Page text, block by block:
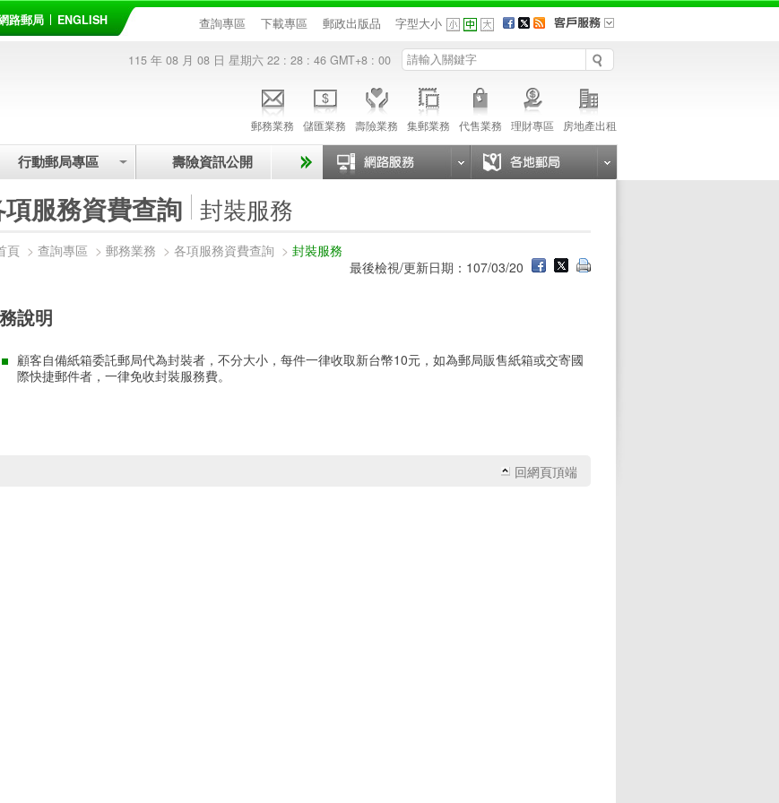
路郵局 ENGLISH 查詢專區 下載專區 郵政出版品 字型大小
115 年 08 月 08 日 星期六 22 : 28 : 47 GMT+8 : 00
郵務業務 儲匯業務 壽險業務 集郵業務 代售業務 理財專區 房地產出租
行動郵局專區 壽險資訊公開
服務資費查詢 封裝服務
頁 > 查詢專區 > 郵務業務 > 各項服務資費查詢 > 封裝服務
最後檢視/更新日期：107/03/20
說明
顧客自備紙箱委託郵局代為封裝者，不分大小，每件一律收取新台幣10元，如為郵局販售紙箱或交寄國
際快捷郵件者，一律免收封裝服務費。
回網頁頂端